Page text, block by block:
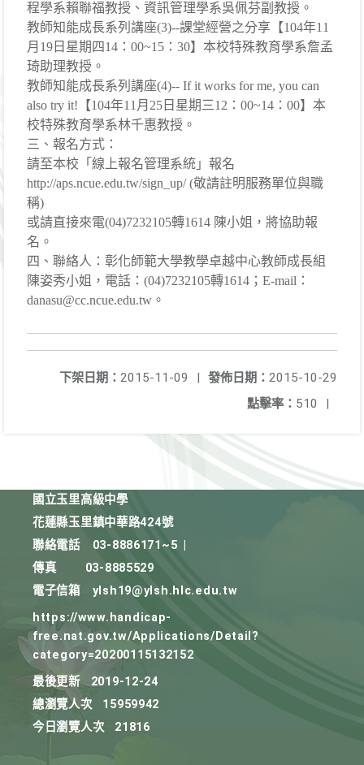
程學系賴聯福教授、資訊管理學系吳佩芬副教授。
教師知能成長系列講座(3)--課堂經營之分享【104年11
月19日星期四14：00~15：30】本校特殊教育學系詹孟
琦助理教授。
教師知能成長系列講座(4)-- If it works for me, you can
also try it!【104年11月25日星期三12：00~14：00】本
校特殊教育學系林千惠教授。
三、報名方式：
請至本校「線上報名管理系統」報名
http://aps.ncue.edu.tw/sign_up/ (敬請註明服務單位與職
稱)
或請直接來電(04)7232105轉1614 陳小姐，將協助報
名。
四、聯絡人：彰化師範大學教學卓越中心教師成長組
陳姿秀小姐，電話：(04)7232105轉1614；E-mail：
danasu@cc.ncue.edu.tw。
發佈日期： 2015-10-29
下架日期： 2015-11-09
|
點擊率： 510 |
國立玉里高級中學
花蓮縣玉里鎮中華路424號
聯絡電話
03-8886171~5
傳真
03-8885529
電子信箱
ylsh19@ylsh.hlc.edu.tw
https://www.handicap-
free.nat.gov.tw/Applications/Detail?
category=20200115132152
最後更新
2019-12-24
總瀏覽人次
15959942
今日瀏覽人次
21816